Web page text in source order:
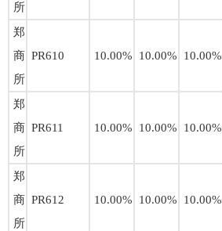
所
郑
商
所
PR610 10.00% 10.00% 10.00%
郑
商
所
PR611 10.00% 10.00% 10.00%
郑
商
所
PR612 10.00% 10.00% 10.00%